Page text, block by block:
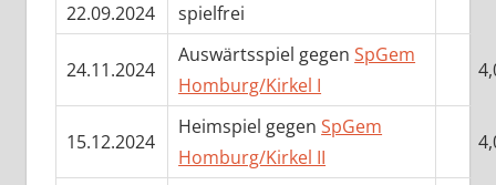
22.09.2024
spielfrei
24.11.2024
Auswärtsspiel gegenSpGem
Homburg/Kirkel I
15.12.2024
Heimspiel gegenSpGem
Homburg/Kirkel II